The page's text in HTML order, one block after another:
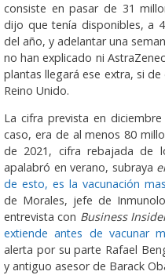
consiste en pasar de 31
dijo que tenía disponibles, a
del año, y adelantar una
no han explicado ni
plantas llegará ese extra, si
Reino Unido.
La cifra prevista en
caso, era de al menos 80
de 2021, cifra rebajada de
apalabró en verano, subraya
de esto, es la vacunación
de Morales, jefe de
entrevista con Business
extiende antes de vacunar
alerta por su parte Rafael
y antiguo asesor de Barack